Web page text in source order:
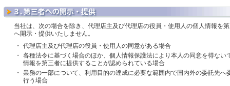
当社は、次の場合を除き、代理店主及び代理店の役員・使用人の個人情報を
へ開示・提供いたしません。
・
代理店主及び代理店の役員・使用人の同意がある場合
・
各種法令に基づく場合のほか、個人情報保護法により本人の同意を得ない
情報を第三者に提供することが認められている場合
・
業務の一部について、利用目的の達成に必要な範囲内で国内外の委託先へ
行う場合